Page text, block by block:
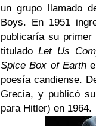
un grupo llamado
Boys. En 1951
publicaría su primer
titulado Let Us
Spice Box of Earth
poesía candiense.
Grecia, y publicó
para Hitler) en 1964.